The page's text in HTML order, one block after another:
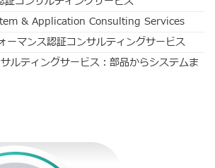
& Application Consulting Services
ーマンス認証コンサルティングサービス
ルティングサービス：部品からシステムま